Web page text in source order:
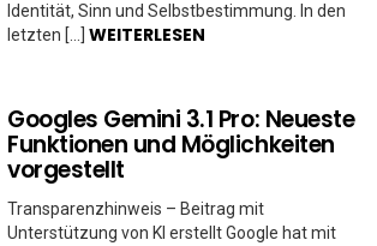
Identität, Sinn und Selbstbestimmung. In den
letzten […] WEITERLESEN
Googles Gemini 3.1 Pro: Neueste
Funktionen und Möglichkeiten
vorgestellt
Transparenzhinweis – Beitrag mit
Unterstützung von KI erstellt Google hat mit